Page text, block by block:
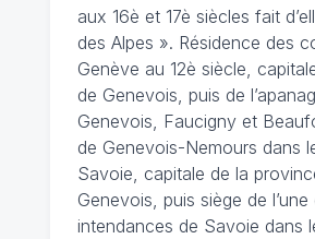
aux 16è et 17è siècles fait
des Alpes ». Résidence des
Genève au 12è siècle,
de Genevois, puis de
Genevois, Faucigny et
de Genevois-Nemours dans
Savoie, capitale de la
Genevois, puis siège de
intendances de Savoie dans